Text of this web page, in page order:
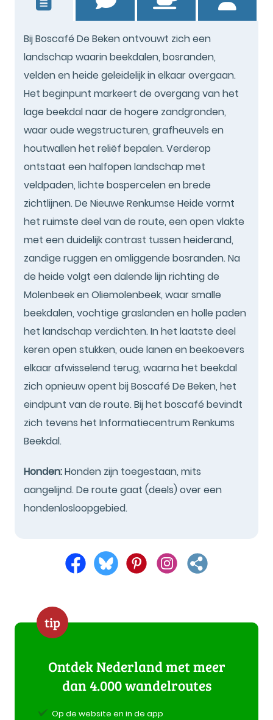
Bij Boscafé De Beken ontvouwt zich een
landschap waarin beekdalen, bosranden,
velden en heide geleidelijk in elkaar overgaan.
Het beginpunt markeert de overgang van het
lage beekdal naar de hogere zandgronden,
waar oude wegstructuren, grafheuvels en
houtwallen het reliëf bepalen. Verderop
ontstaat een halfopen landschap met
veldpaden, lichte bospercelen en brede
zichtlijnen. De Nieuwe Renkumse Heide vormt
het ruimste deel van de route, een open vlakte
met een duidelijk contrast tussen heiderand,
zandige ruggen en omliggende bosranden. Na
de heide volgt een dalende lijn richting de
Molenbeek en Oliemolenbeek, waar smalle
beekdalen, vochtige graslanden en holle paden
het landschap verdichten. In het laatste deel
keren open stukken, oude lanen en beekoevers
elkaar afwisselend terug, waarna het beekdal
zich opnieuw opent bij Boscafé De Beken, het
eindpunt van de route. Bij het boscafé bevindt
zich tevens het Informatiecentrum Renkums
Beekdal.
Honden:Honden zijn toegestaan, mits
aangelijnd. De route gaat (deels) over een
hondenlosloopgebied.
tip
Ontdek Nederland met meer
dan 4.000 wandelroutes
Op de website en in de app